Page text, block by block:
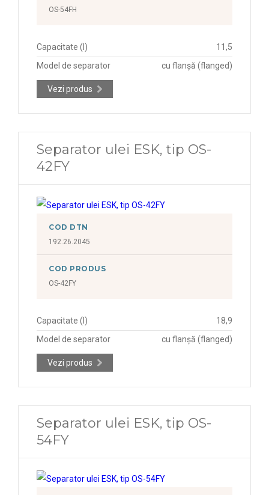
OS-54FH
Capacitate (l)
11,5
Model de separator
cu flanșă (flanged)
Vezi produs
Separator ulei ESK, tip OS-
42FY
COD DTN
192.26.2045
COD PRODUS
OS-42FY
Capacitate (l)
18,9
Model de separator
cu flanșă (flanged)
Vezi produs
Separator ulei ESK, tip OS-
54FY